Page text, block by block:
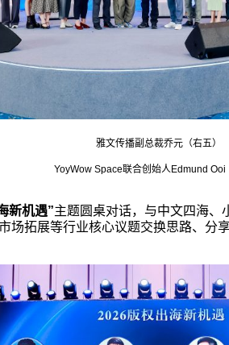
雅文传播副总裁乔元（右五）
YoyWow Space联合创始人Edmund Ooi
新机遇”主题圆桌对话，与中文四海、
拓展等行业核心议题交换思路、分享